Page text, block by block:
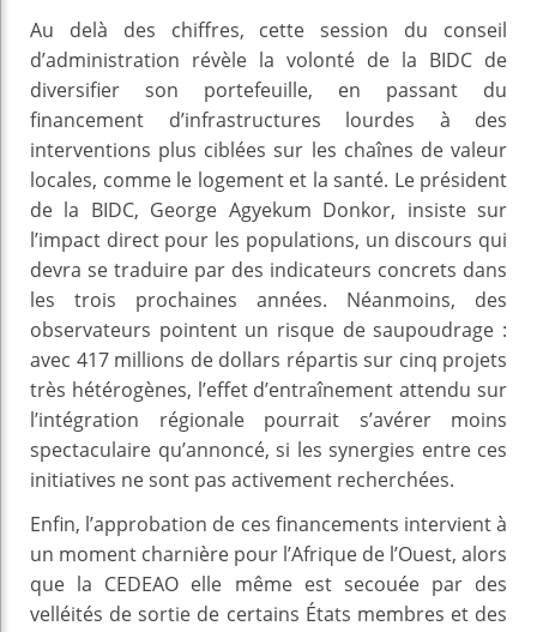
Au delà des chiffres, cette session du conseil
d’administration révèle la volonté de la BIDC de
diversifier son portefeuille, en passant du
financement d’infrastructures lourdes à des
interventions plus ciblées sur les chaînes de valeur
locales, comme le logement et la santé. Le président
de la BIDC, George Agyekum Donkor, insiste sur
l’impact direct pour les populations, un discours qui
devra se traduire par des indicateurs concrets dans
les trois prochaines années. Néanmoins, des
observateurs pointent un risque de saupoudrage :
avec 417 millions de dollars répartis sur cinq projets
très hétérogènes, l’effet d’entraînement attendu sur
l’intégration régionale pourrait s’avérer moins
spectaculaire qu’annoncé, si les synergies entre ces
initiatives ne sont pas activement recherchées.
Enfin, l’approbation de ces financements intervient à
un moment charnière pour l’Afrique de l’Ouest, alors
que la CEDEAO elle même est secouée par des
velléités de sortie de certains États membres et des